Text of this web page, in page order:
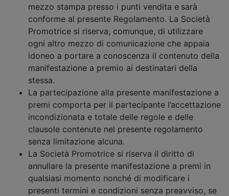
mezzo stampa presso i punti vendita e sarà
conforme al presente Regolamento. La Società
Promotrice si riserva, comunque, di utilizzare
ogni altro mezzo di comunicazione che appaia
idoneo a portare a conoscenza il contenuto della
manifestazione a premio ai destinatari della
stessa.
La partecipazione alla presente manifestazione a
premi comporta per il partecipante l’accettazione
incondizionata e totale delle regole e delle
clausole contenute nel presente regolamento
senza limitazione alcuna.
La Società Promotrice si riserva il diritto di
annullare la presente manifestazione a premi in
qualsiasi momento nonché di modificare i
presenti termini e condizioni senza preavviso, se